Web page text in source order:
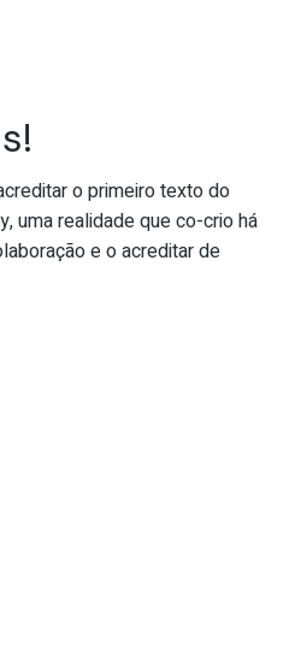
o primeiro texto do
uma realidade que co-crio há
e o acreditar de